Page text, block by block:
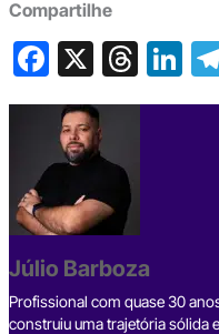
Compartilhe
F
a
c
e
b
o
o
k
X T
hr
s
Li
n
Júlio Barboza
Profissional com quase 30
construiu uma trajetória sólida